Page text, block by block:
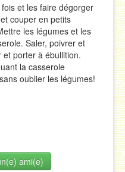
et les faire dégorger
couper en petits
les légumes et les
Saler, poivrer et
porter à ébullition.
la casserole
oublier les légumes!
ami(e)